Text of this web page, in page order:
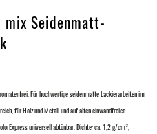
mix Seidenmatt-
Für hochwertige seidenmatte Lackierarbeiten im
für Holz und Metall und auf alten einwandfreien
universell abtönbar. Dichte: ca. 1,2 g/cm³,